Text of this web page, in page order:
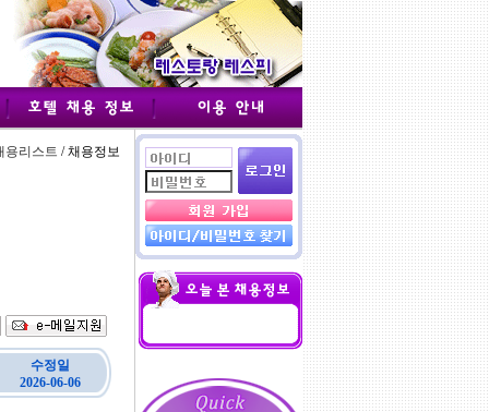
용리스트 / 채용정보
수정일
2026-06-06